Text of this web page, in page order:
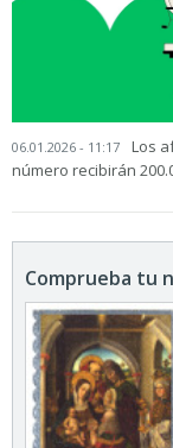
06.01.2026 - 11:17
Los
número recibirán
Comprueba tu